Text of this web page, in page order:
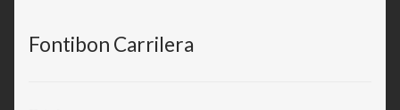
Fontibon Carrilera